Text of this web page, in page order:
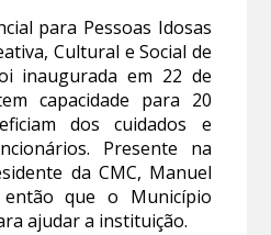
para Pessoas Idosas
Cultural e Social de
inaugurada em 22 de
capacidade para 20
dos cuidados e
Presente na
da CMC, Manuel
então que o Município
ajudar a instituição.